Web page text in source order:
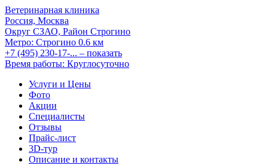
Ветеринарная клиника
Россия, Москва
Округ СЗАО, Район Строгино
Метро: Строгино 0.6 км
+7 (495) 230-17-... – показать
Время работы: Круглосуточно
Услуги и Цены
Фото
Акции
Специалисты
Отзывы
Прайс-лист
3D-тур
Описание и контакты